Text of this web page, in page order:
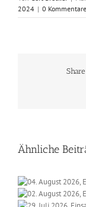
2024 | 0 Kommentare
Ähnliche